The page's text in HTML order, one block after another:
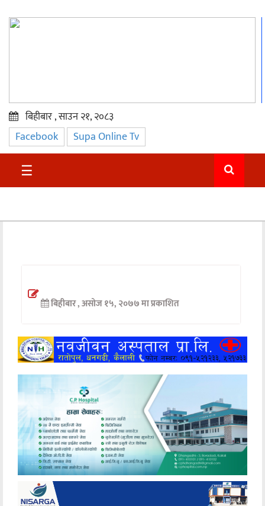
प्रमुख
समाचार
सुदुर
अन्तर्वार्ता
खेलकुद
मनोरञ्जन
अन्य
बिहीबार , साउन २१, २०८३
Facebook Supa Online Tv
☰
बिहीबार , असोज १५, २०७७ मा प्रकाशित